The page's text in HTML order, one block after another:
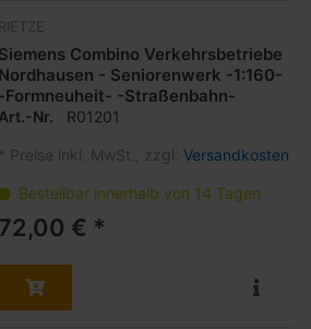
RIETZE
Siemens Combino Verkehrsbetriebe
Nordhausen - Seniorenwerk -1:160-
-Formneuheit- -Straßenbahn-
Art.-Nr. R01201
* Preise inkl. MwSt., zzgl. Versandkosten
Bestellbar innerhalb von 14 Tagen
72,00 € *